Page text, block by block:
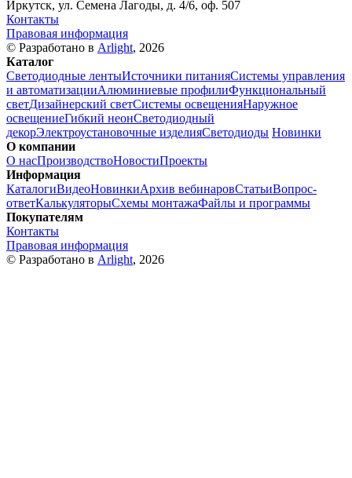
Иркутск, ул. Семена Лагоды, д. 4/6, оф. 507
Контакты
Правовая информация
© Разработано в Arlight, 2026
Каталог
Светодиодные лентыИсточники питанияСистемы управления
и автоматизацииАлюминиевые профилиФункциональный
светДизайнерский светСистемы освещенияНаружное
освещениеГибкий неонСветодиодный
декорЭлектроустановочные изделияСветодиоды Новинки
О компании
О насПроизводствоНовостиПроекты
Информация
КаталогиВидеоНовинкиАрхив вебинаровСтатьиВопрос-
ответКалькуляторыСхемы монтажаФайлы и программы
Покупателям
Контакты
Правовая информация
© Разработано в Arlight, 2026